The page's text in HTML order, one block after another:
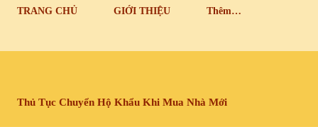
TRANG CHỦ GIỚI THIỆU Thêm…
Thủ Tục Chuyển Hộ Khẩu Khi Mua Nhà Mới